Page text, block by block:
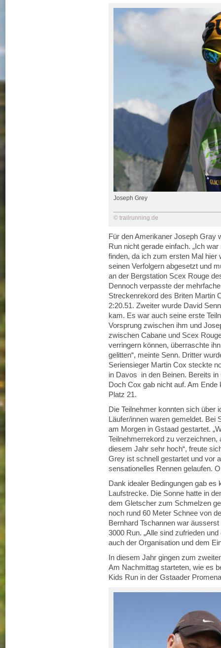
Joseph Grey
© trailrunning.de
Für den Amerikaner Joseph Gray
Run nicht gerade einfach. „Ich
finden, da ich zum ersten Mal hier
seinen Verfolgern abgesetzt und
an der Bergstation Scex Rouge
Dennoch verpasste der
Streckenrekord des Briten Martin
2:20.51. Zweiter wurde David
kam. Es war auch seine erste
Vorsprung zwischen ihm und
zwischen Cabane und Scex
verringern können, überraschte
gelitten“, meinte Senn. Dritter
Seriensieger Martin Cox steckte
in Davos in den Beinen. Bereits
Doch Cox gab nicht auf. Am
Platz 21.
Die Teilnehmer konnten sich über
Läufer/innen waren gemeldet. Bei
am Morgen in Gstaad gestartet.
Teilnehmerrekord zu
diesem Jahr sehr hoch“, freute
Grey ist schnell gestartet und vor
sensationelles Rennen gelaufen.
Dank idealer Bedingungen gab
Laufstrecke. Die Sonne hatte in
dem Gletscher zum Schmelzen
noch rund 60 Meter Schnee von
Bernhard Tschannen war
3000 Run. „Alle sind zufrieden
auch der Organisation und dem
In diesem Jahr gingen zum
Am Nachmittag starteten, wie es
Kids Run in der Gstaader